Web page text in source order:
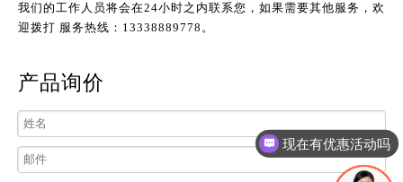
我们的工作人员将会在24小时之内联系您，如果需要其他服务，欢
迎拨打 服务热线：13338889778。
产品询价
现在有优惠活动吗